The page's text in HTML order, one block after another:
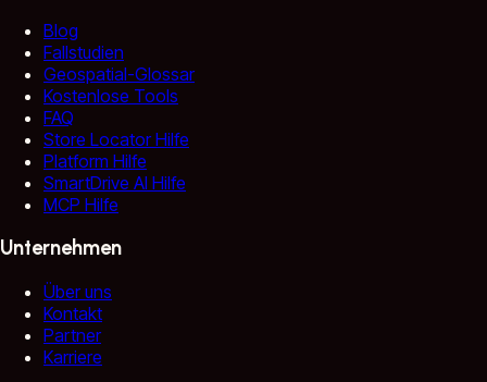
Blog
Fallstudien
Geospatial-Glossar
Kostenlose Tools
FAQ
Store Locator Hilfe
Platform Hilfe
SmartDrive AI Hilfe
MCP Hilfe
Unternehmen
Über uns
Kontakt
Partner
Karriere